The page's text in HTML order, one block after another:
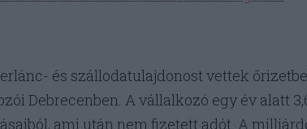
és szállodatulajdonost vettek őrizetbe
Debrecenben. A vállalkozó egy év alatt
ami után nem fizetett adót. A